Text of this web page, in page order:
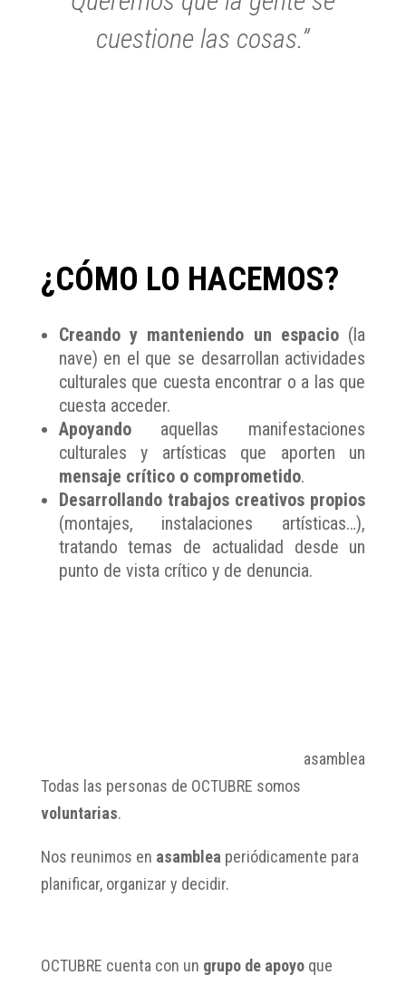
cuestione las cosas.”
¿CÓMO LO HACEMOS?
Creando y manteniendo un espacio(la
nave) en el que se desarrollan actividades
culturales que cuesta encontrar o a las que
cuesta acceder.
Apoyandoaquellas manifestaciones
culturales y artísticas que aporten un
mensaje crítico o comprometido.
Desarrollando trabajos creativos propios
(montajes, instalaciones artísticas…),
tratando temas de actualidad desde un
punto de vista crítico y de denuncia.
asamblea
Todas las personas de OCTUBRE somos
voluntarias.
Nos reunimos en asamblea periódicamente para
planificar, organizar y decidir.
OCTUBRE cuenta con un grupo de apoyoque